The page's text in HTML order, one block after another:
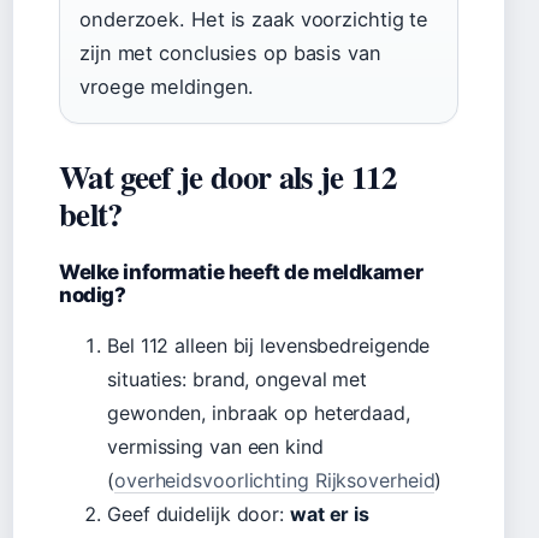
onderzoek. Het is zaak voorzichtig te
zijn met conclusies op basis van
vroege meldingen.
Wat geef je door als je 112
belt?
Welke informatie heeft de meldkamer
nodig?
Bel 112 alleen bij levensbedreigende
situaties: brand, ongeval met
gewonden, inbraak op heterdaad,
vermissing van een kind
(overheidsvoorlichting Rijksoverheid)
Geef duidelijk door: wat er is